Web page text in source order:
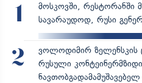
1
მოსკოვში, რესტორანში
სავარაუდოდ, რუსი
2
ვოლოდიმირ ზელენსკის
რუსული